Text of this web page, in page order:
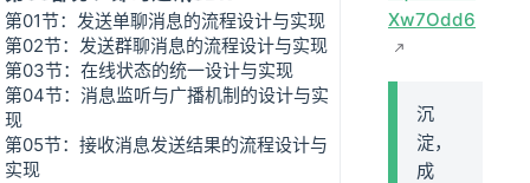
第01节：发送单聊消息的流程设计与实现
第02节：发送群聊消息的流程设计与实现
第03节：在线状态的统一设计与实现
第04节：消息监听与广播机制的设计与实
现
第05节：接收消息发送结果的流程设计与
实现
Xw7Odd6
沉
淀，
成